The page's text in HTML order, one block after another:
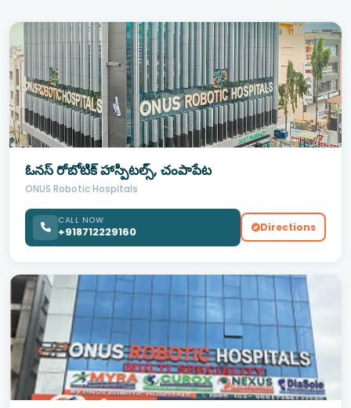
ఓనస్ రోబోటిక్ హాస్పిటల్స్, చంపాపేట
ONUS Robotic Hospitals
CALL NOW
+918712229160 Directions